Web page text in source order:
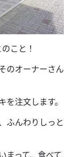
のこと！
のオーナーさん
注文します。
ふんわりしっと